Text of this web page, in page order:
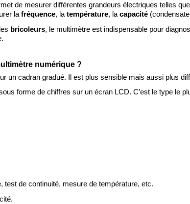
de mesurer différentes grandeurs électriques telles
lafréquence, latempérature, lacapacité
bricoleurs, le multimètre est indispensable pour
numérique ?
un cadran gradué. Il est plus sensible mais aussi plus
forme de chiffres sur un écran LCD. C’est le type le
test de continuité, mesure de température, etc.